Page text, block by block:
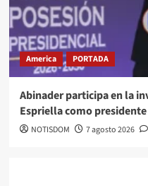
America PORTADA
Abinader participa en la
Espriella como
NOTISDOM 7 agosto 2026